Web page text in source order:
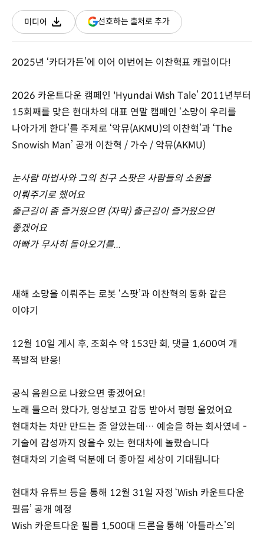
미디어
다운로드
선호하는 출처로 추가(새
창
2025년 ‘카더가든’에 이어 이번에는 이찬혁표 캐럴이다!
2026 카운트다운 캠페인 'Hyundai Wish Tale’ 2011년부터
15회째를 맞은 현대차의 대표 연말 캠페인 ‘소망이 우리를
나아가게 한다’를 주제로 ‘악뮤(AKMU)의 이찬혁’과 ‘The
Snowish Man’ 공개 이찬혁 / 가수 / 악뮤(AKMU)
눈사람 마법사와 그의 친구 스팟은 사람들의 소원을
이뤄주기로 했어요
출근길이 좀 즐거웠으면 (자막) 출근길이 즐거웠으면
좋겠어요
아빠가 무사히 돌아오기를...
새해 소망을 이뤄주는 로봇 ‘스팟’과 이찬혁의 동화 같은
이야기
12월 10일 게시 후, 조회수 약 153만 회, 댓글 1,600여 개
폭발적 반응!
공식 음원으로 나왔으면 좋겠어요!
노래 들으러 왔다가, 영상보고 감동 받아서 펑펑 울었어요
현대차는 차만 만드는 줄 알았는데… 예술을 하는 회사였네 -
기술에 감성까지 얹을수 있는 현대차에 놀랐습니다
현대차의 기술력 덕분에 더 좋아질 세상이 기대됩니다
현대차 유튜브 등을 통해 12월 31일 자정 ‘Wish 카운트다운
필름’ 공개 예정
Wish 카운트다운 필름 1,500대 드론을 통해 ‘아틀라스’의